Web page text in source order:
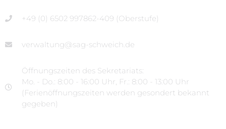
+49 (0) 6502 997862-409 (Oberstufe)
verwaltung@sag-schweich.de
Öffnungszeiten des Sekretariats:
Mo. - Do.: 8:00 - 16:00 Uhr, Fr.: 8:00 - 13:00 Uhr
(Ferienöffnungszeiten werden gesondert bekannt
gegeben)